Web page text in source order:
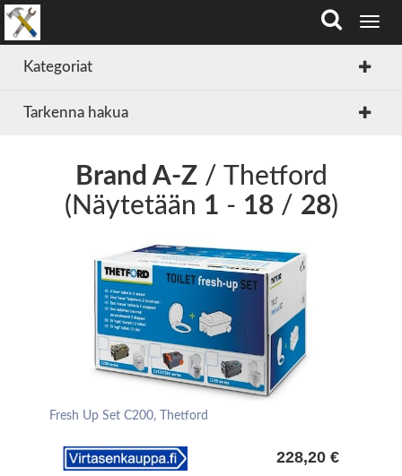
T
e
Kategoriat
Tarkenna hakua
Brand A-Z/ Thetford
(Näytetään 1 - 18/ 28)
Fresh Up Set C200, Thetford
228,20 €